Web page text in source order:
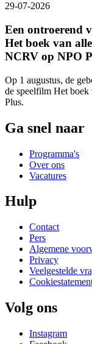
29-07-2026
Een ontroerend
Het boek van
NCRV op NPO
Op 1 augustus, de
de speelfilm Het
Plus.
Ga snel naar
Programma's
Over ons
Vacatures
Hulp
Contact
Pers
Algemene
Privacy
Veelgestelde
Volg ons
Instagram